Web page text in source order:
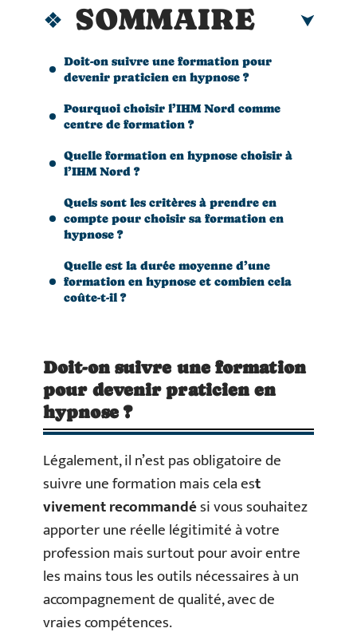
SOMMAIRE
Doit-on suivre une formation pour
devenir praticien en hypnose ?
Pourquoi choisir l’IHM Nord comme
centre de formation ?
Quelle formation en hypnose choisir à
l’IHM Nord ?
Quels sont les critères à prendre en
compte pour choisir sa formation en
hypnose ?
Quelle est la durée moyenne d’une
formation en hypnose et combien cela
coûte-t-il ?
Doit-on suivre une formation
pour devenir praticien en
hypnose ?
Légalement, il n’est pas obligatoire de
suivre une formation mais cela est
vivement recommandési vous souhaitez
apporter une réelle légitimité à votre
profession mais surtout pour avoir entre
les mains tous les outils nécessaires à un
accompagnement de qualité, avec de
vraies compétences.